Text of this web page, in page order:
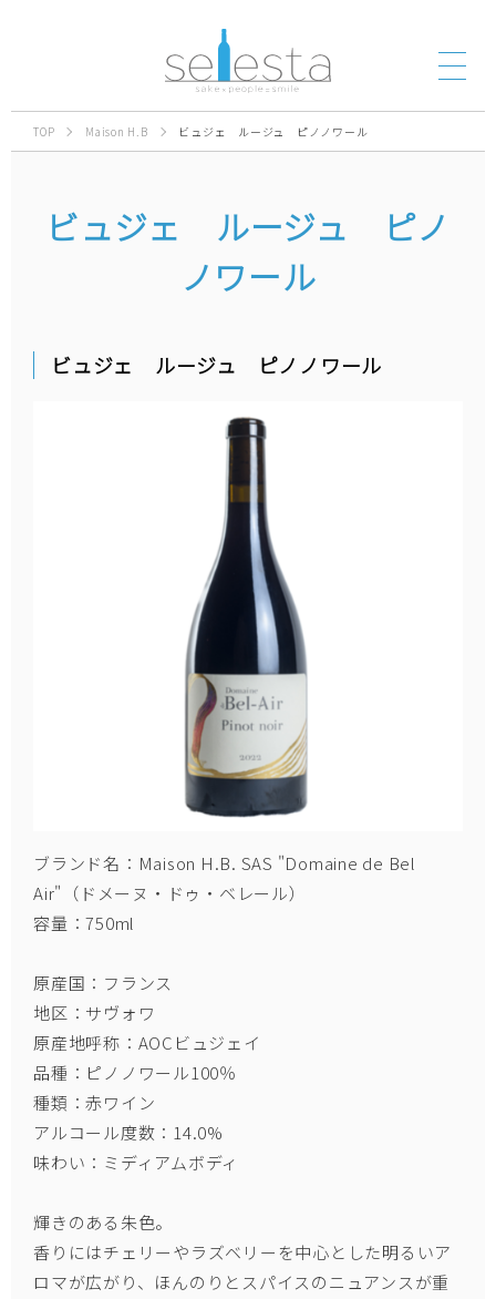
TOP Maison H.B ビュジェ ルージュ ピノノワール
ビュジェ ルージュ ピノ
ノワール
ビュジェ ルージュ ピノノワール
ブランド名： Maison H.B. SAS "Domaine de Bel
Air" （ ドメーヌ・ドゥ・ベレール）
容量：750ml
原産国：フランス
地区：サヴォワ
原産地呼称： AOCビュジェイ
品種：ピノノワール100％
種類：赤ワイン
アルコール度数：14.0%
味わい：ミディアムボディ
輝きのある朱色。
香りにはチェリーやラズベリーを中心とした明るいア
ロマが広がり、ほんのりとスパイスのニュアンスが重